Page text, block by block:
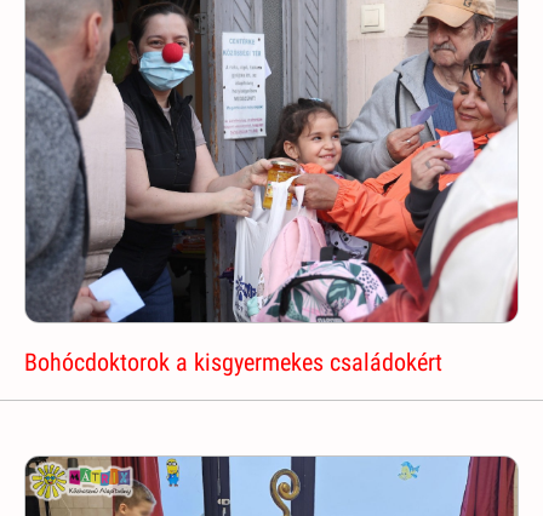
Bohócdoktorok a kisgyermekes családokért